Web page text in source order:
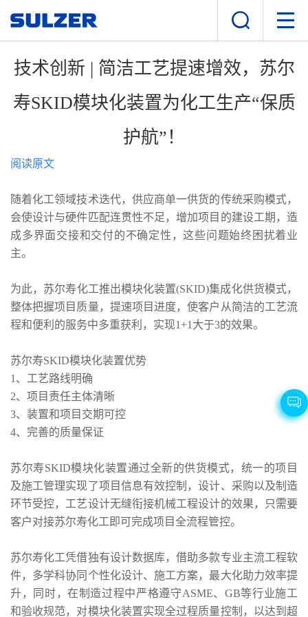
技术创新 | 简洁工艺提速增效，苏尔
寿SKID模块化装置为化工生产“保质
护航”！
阅读原文
随着化工领域技术迭代，供应商单一供货的传统采购模式，
会使设计与硬件匹配连贯性不足，增加项目的建设工期，造
成多界面交接和交付的不确定性，这些问题始终困扰着业
主。
为此，苏尔寿化工推出模块化装置(SKID)集成化供货模式，
整体把握项目质量，提速项目进度，使客户从简洁的工艺流
程和便利的服务中多重获利，实现1+1大于3的效果。
苏尔寿SKID模块化装置优势
1、工艺路线明确
2、项目责任主体清晰
3、装置和项目交期可控
4、完善的质量保证
苏尔寿SKID模块化装置通过全新的供货模式，统一的项目
及施工管理实现了项目信息有效控制，设计、采购以及制造
环节受控，工艺设计无缝衔接机械工程设计的效果，只需要
客户对接苏尔寿化工即可完成项目全流程管控。
苏尔寿化工凭借独有设计数据库，借助多款专业主流工程软
件，多学科协同个性化设计、施工方案，最大化助力效率提
升，同时，在制造过程中严格遵守ASME、GB等行业施工
和验收规范，对模块化装置实现全过程质量控制，以达到超